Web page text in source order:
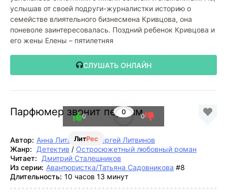
услышав от своей подруги-журналистки историю о
семействе влиятельного бизнесмена Кривцова, она
поневоле заинтересовалась. Поздний ребенок Кривцова и
его жены Елены – пятилетняя
СЛУШАТЬ ОНЛАЙН
Парфюмер звонит первым
ЛитРес
0
0 0
Автор: Анна Литвинова,Сергей Литвинов
Жанр:
Детектив / Остросюжетный любовный роман
Читает:
Дмитрий Сталешников
Из серии: Авантюристка/Татьяна Садовникова #8
Длительность: 10 часов 13 минут